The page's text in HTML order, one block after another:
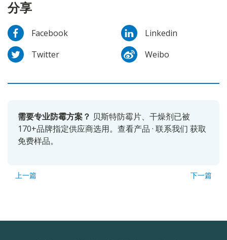
分享
Facebook
Linkedin
Twitter
Weibo
需要专业防霉方案？ 贝斯特防霉片、干燥剂已被
170+品牌指定供应商选用。 查看产品 · 联系我们 获取
免费样品。
上一篇 下一篇